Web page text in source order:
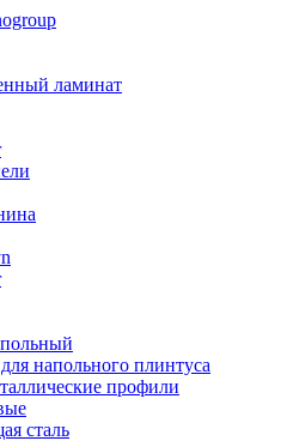
ламинат
напольного плинтуса
профили
сталь